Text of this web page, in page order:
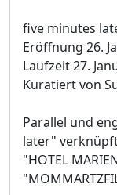
five minutes
Eröffnung 26.
Laufzeit 27.
Kuratiert von
Parallel und
later"
"HOTEL